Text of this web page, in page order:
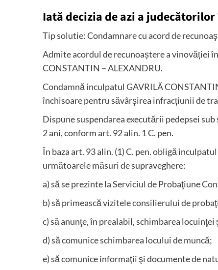
Iată decizia de azi a
Tip solutie: Condamnare cu acord de
Admite acordul de recunoaștere a vinovăției
CONSTANTIN – ALEXANDRU.
Condamnă inculpatul GAVRILĂ
închisoare pentru săvârșirea infracțiunii de
Dispune suspendarea executării pedepsei
2 ani, conform art. 92 alin. 1 C. pen.
În baza art. 93 alin. (1) C. pen. obligă
următoarele măsuri de supraveghere:
a) să se prezinte la Serviciul de Probaţiune
b) să primească vizitele consilierului de
c) să anunţe, în prealabil, schimbarea
d) să comunice schimbarea locului de muncă;
e) să comunice informaţii şi documente de